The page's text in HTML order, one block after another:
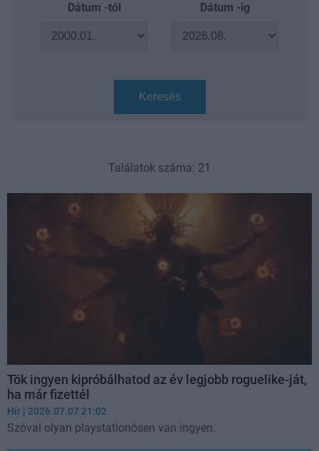
Dátum -tól Dátum -ig
Keresés
Találatok száma: 21
Tök ingyen kipróbálhatod az év legjobb roguelike-ját,
ha már fizettél
Hír | 2026.07.07 21:02
Szóval olyan playstationösen van ingyen.